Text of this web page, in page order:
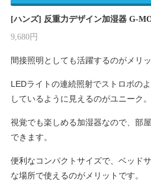
[ハンズ] 反重力デザイン加湿器 G-
9,680円
間接照明としても活躍するのがメリ
LEDライトの連続照射でストロボの
しているように見えるのがユニーク。
視覚でも楽しめる加湿器なので、部
できます。
便利なコンパクトサイズで、ベッド
な場所で使えるのがメリットです。